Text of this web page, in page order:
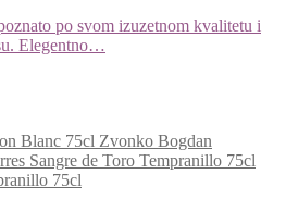
po svom izuzetnom kvalitetu i
Elegentno…
Zvonko Bogdan
75cl